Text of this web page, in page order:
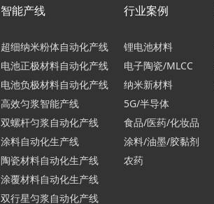
智能产线
超细纳米粉体自动化产线
电池正极材料自动化产线
电池负极材料自动化产线
高效匀浆智能产线
双螺杆匀浆自动化产线
涂料自动化生产线
陶瓷材料自动化生产线
涂覆材料自动化生产线
双行星匀浆自动化产线
行业案例
锂电池材料
电子陶瓷/MLCC
纳米新材料
5G/半导体
食品/医药/化妆品
涂料/油墨/胶黏剂
农药